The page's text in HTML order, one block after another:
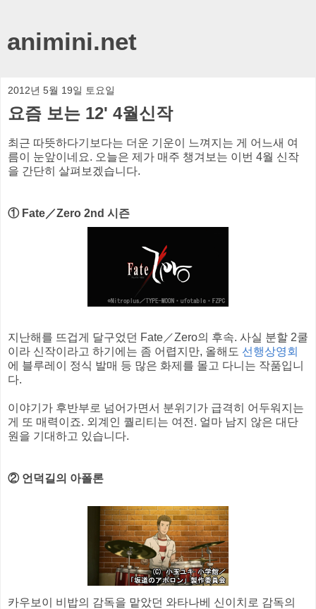
animini.net
2012년 5월 19일 토요일
요즘 보는 12' 4월신작
최근 따뜻하다기보다는 더운 기운이 느껴지는 게 어느새 여
름이 눈앞이네요. 오늘은 제가 매주 챙겨보는 이번 4월 신작
을 간단히 살펴보겠습니다.
① Fate／Zero 2nd 시즌
지난해를 뜨겁게 달구었던 Fate／Zero의 후속. 사실 분할 2쿨
이라 신작이라고 하기에는 좀 어렵지만, 올해도 선행상영회
에 블루레이 정식 발매 등 많은 화제를 몰고 다니는 작품입니
다.
이야기가 후반부로 넘어가면서 분위기가 급격히 어두워지는
게 또 매력이죠. 외계인 퀄리티는 여전. 얼마 남지 않은 대단
원을 기대하고 있습니다.
② 언덕길의 아폴론
카우보이 비밥의 감독을 맡았던 와타나베 신이치로 감독의